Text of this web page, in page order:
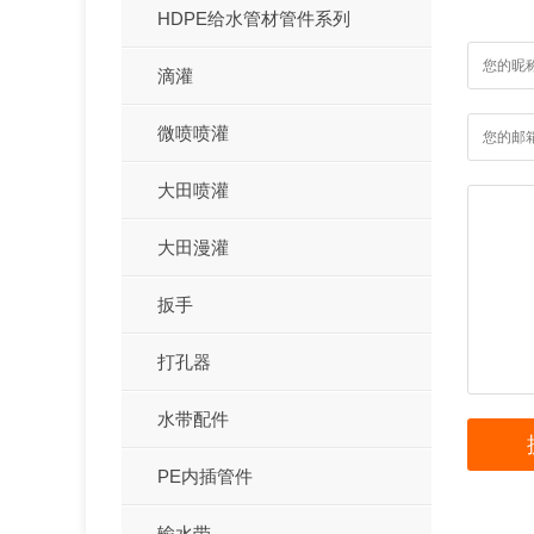
HDPE给水管材管件系列
滴灌
微喷喷灌
大田喷灌
大田漫灌
扳手
打孔器
水带配件
PE内插管件